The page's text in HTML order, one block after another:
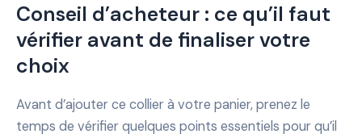
Conseil d’acheteur : ce qu’il faut
vérifier avant de finaliser votre
choix
Avant d’ajouter ce collier à votre panier, prenez le
temps de vérifier quelques points essentiels pour qu’il